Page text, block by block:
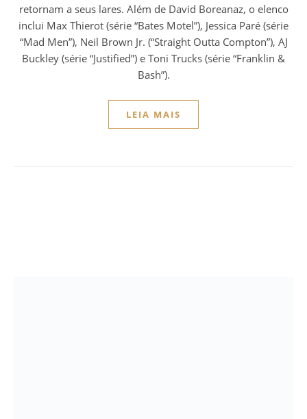
retornam a seus lares. Além de David Boreanaz, o elenco
inclui Max Thierot (série “Bates Motel”), Jessica Paré (série
“Mad Men”), Neil Brown Jr. (“Straight Outta Compton”), AJ
Buckley (série “Justified”) e Toni Trucks (série “Franklin &
Bash”).
LEIA MAIS